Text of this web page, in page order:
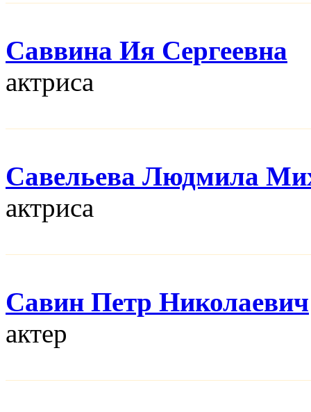
Саввина Ия Сергеевна
актриса
Савельева Людмила
актриса
Савин Петр Николаевич
актер